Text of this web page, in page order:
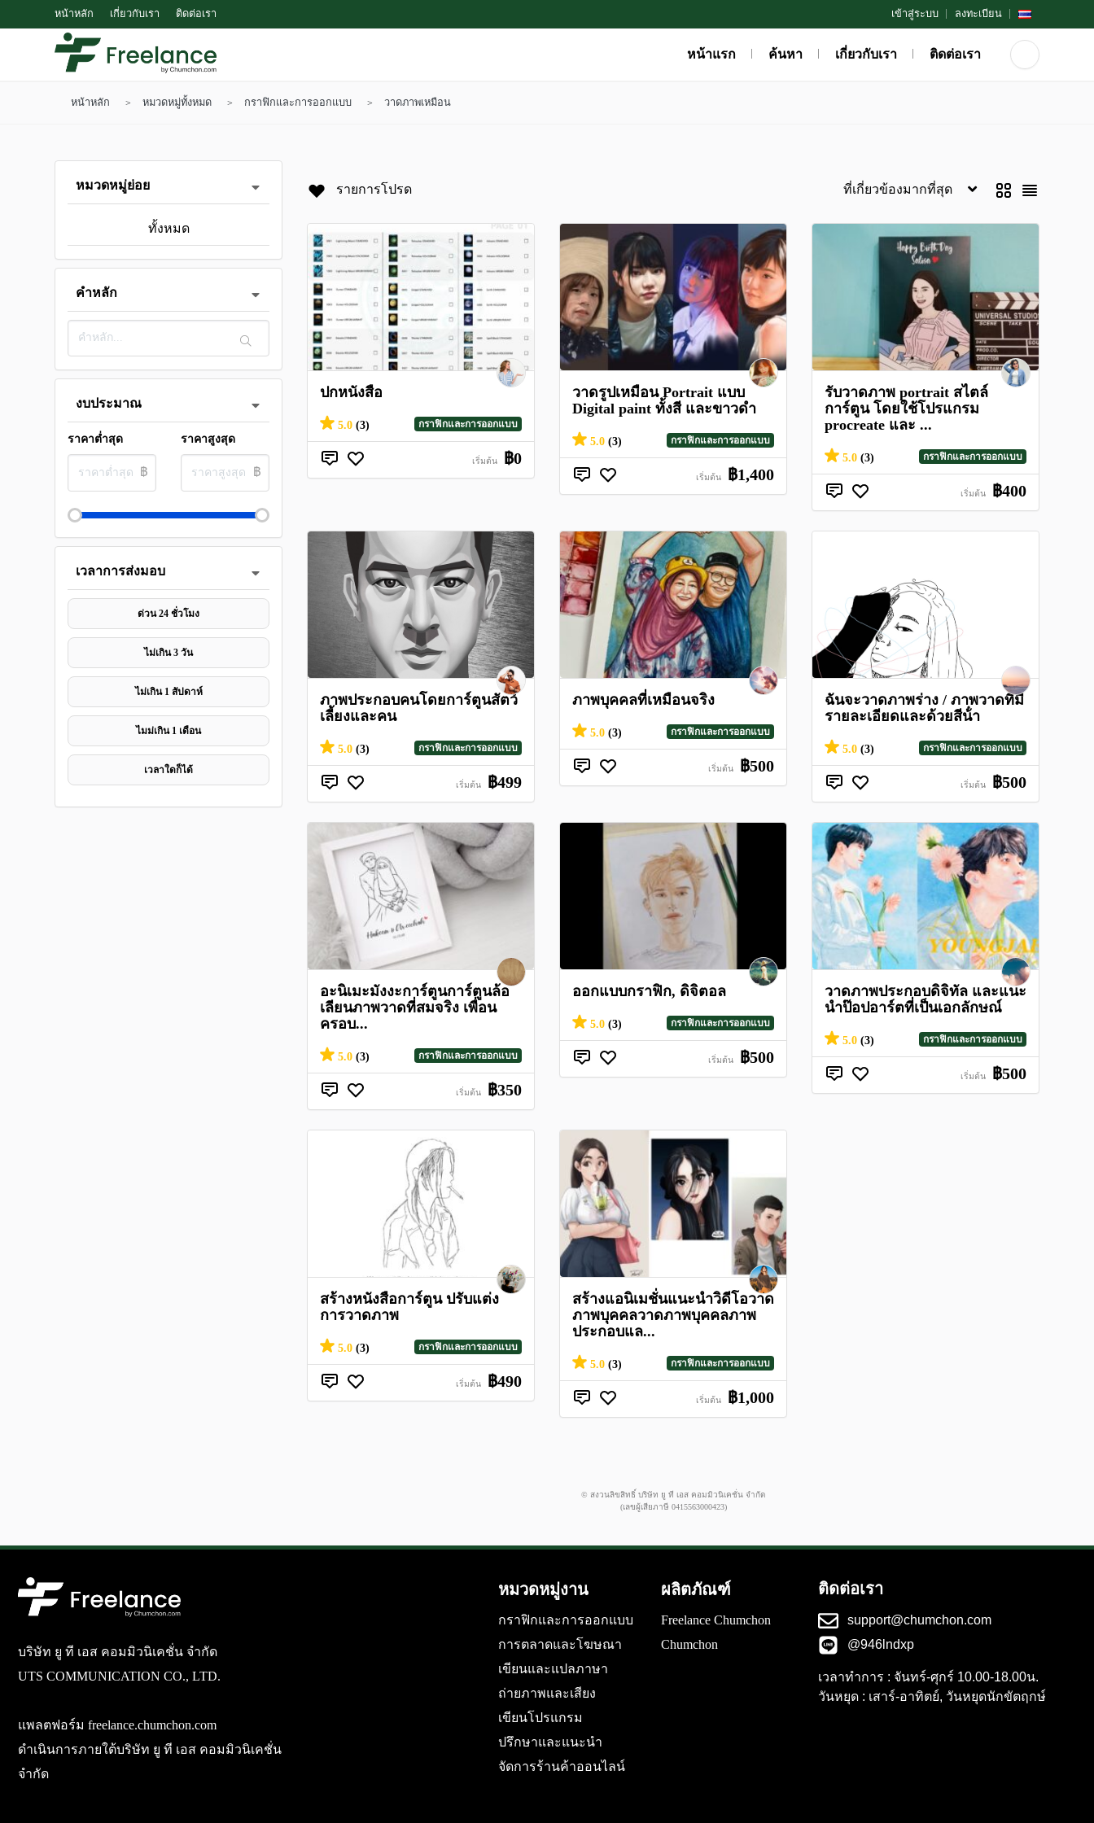
หน้าหลัก เกี่ยวกับเรา ติดต่อเรา เข้าสู่ระบบ ลงทะเบียน
หน้าแรก ค้นหา เกี่ยวกับเรา ติดต่อเรา
หน้าหลัก หมวดหมู่ทั้งหมด กราฟิกและการออกแบบ วาดภาพเหมือน
หมวดหมู่ย่อย
ทั้งหมด
คำหลัก
งบประมาณ
ราคาต่ำสุด
฿
ราคาสูงสุด
฿
เวลาการส่งมอบ
ด่วน 24 ชั่วโมง
ไม่เกิน 3 วัน
ไม่เกิน 1 สัปดาห์
ไมม่เกิน 1 เดือน
เวลาใดก็ได้
รายการโปรด
ปกหนังสือ
5.0 (3) กราฟิกและการออกแบบ
เริ่มต้น ฿0
วาดรูปเหมือน Portrait แบบ
Digital paint ทั้งสี และขาวดำ
5.0 (3) กราฟิกและการออกแบบ
เริ่มต้น ฿1,400
รับวาดภาพ portrait สไตล์
การ์ตูน โดยใช้โปรแกรม
procreate และ ...
5.0 (3) กราฟิกและการออกแบบ
เริ่มต้น ฿400
ภาพประกอบคนโดยการ์ตูนสัตว์
เลี้ยงและคน
5.0 (3) กราฟิกและการออกแบบ
เริ่มต้น ฿499
ภาพบุคคลที่เหมือนจริง
5.0 (3) กราฟิกและการออกแบบ
เริ่มต้น ฿500
ฉันจะวาดภาพร่าง / ภาพวาดที่มี
รายละเอียดและด้วยสีน้ํา
5.0 (3) กราฟิกและการออกแบบ
เริ่มต้น ฿500
อะนิเมะมังงะการ์ตูนการ์ตูนล้อ
เลียนภาพวาดที่สมจริง เพื่อน
ครอบ...
5.0 (3) กราฟิกและการออกแบบ
เริ่มต้น ฿350
ออกแบบกราฟิก, ดิจิตอล
5.0 (3) กราฟิกและการออกแบบ
เริ่มต้น ฿500
วาดภาพประกอบดิจิทัล และแนะ
นําป๊อปอาร์ตที่เป็นเอกลักษณ์
5.0 (3) กราฟิกและการออกแบบ
เริ่มต้น ฿500
สร้างหนังสือการ์ตูน ปรับแต่ง
การวาดภาพ
5.0 (3) กราฟิกและการออกแบบ
เริ่มต้น ฿490
สร้างแอนิเมชั่นแนะนําวิดีโอวาด
ภาพบุคคลวาดภาพบุคคลภาพ
ประกอบแล...
5.0 (3) กราฟิกและการออกแบบ
เริ่มต้น ฿1,000
© สงวนลิขสิทธิ์ บริษัท ยู ที เอส คอมมิวนิเคชั่น จำกัด
(เลขผู้เสียภาษี 0415563000423)
บริษัท ยู ที เอส คอมมิวนิเคชั่น จำกัด
UTS COMMUNICATION CO., LTD.
แพลตฟอร์ม freelance.chumchon.com
ดำเนินการภายใต้บริษัท ยู ที เอส คอมมิวนิเคชั่น
จำกัด
หมวดหมู่งาน
กราฟิกและการออกแบบ
การตลาดและโฆษณา
เขียนและแปลภาษา
ถ่ายภาพและเสียง
เขียนโปรแกรม
ปรึกษาและแนะนำ
จัดการร้านค้าออนไลน์
ผลิตภัณฑ์
Freelance Chumchon
Chumchon
ติดต่อเรา
support@chumchon.com
@946lndxp
เวลาทำการ : จันทร์-ศุกร์ 10.00-18.00น.
วันหยุด : เสาร์-อาทิตย์, วันหยุดนักขัตฤกษ์